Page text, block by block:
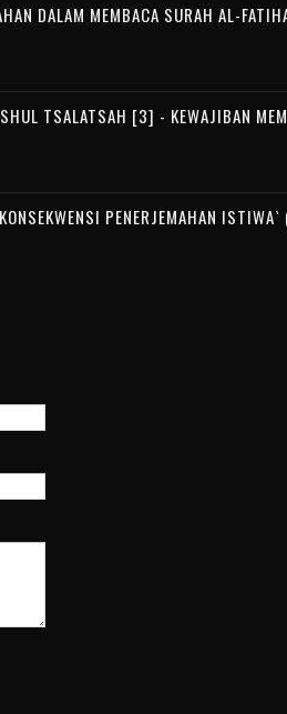
DALAM MEMBACA SURAH AL-
TSALATSAH [3] - KEWAJIBAN
PENERJEMAHAN